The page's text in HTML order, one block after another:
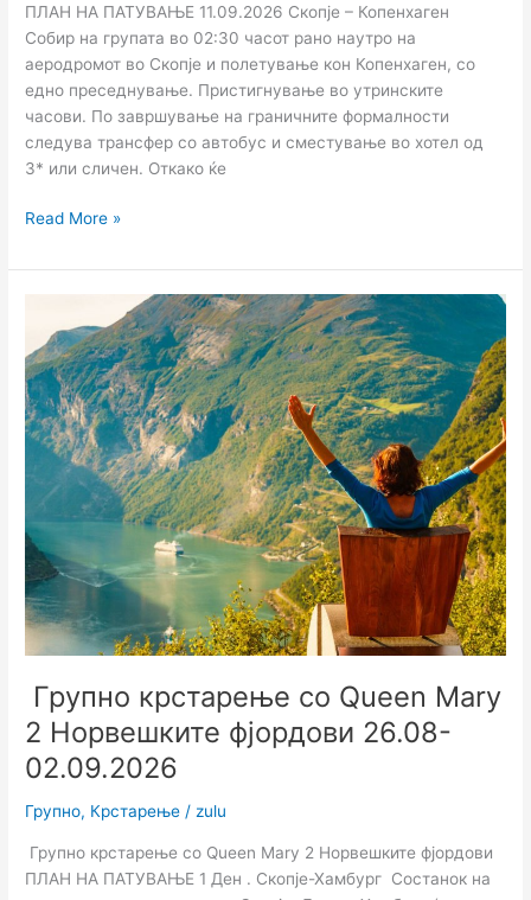
ПЛАН НА ПАТУВАЊЕ 11.09.2026 Скопје – Копенхаген
Собир на групата во 02:30 часот рано наутро на
аеродромот во Скопје и полетување кон Копенхаген, со
едно преседнување. Пристигнување во утринските
часови. По завршување на граничните формалности
следува трансфер со автобус и сместување во хотел од
3* или сличен. Откако ќе
Read More »
Групно крстарење со Queen Mary
2 Норвешките фјордови 26.08-
02.09.2026
Групно, Крстарење / zulu
Групно крстарење со Queen Mary 2 Норвешките фјордови
ПЛАН НА ПАТУВАЊЕ 1 Ден . Скопје-Хамбург Состанок на
крстарење
со
Queen
Mary
2
Норвешките
фјордови
26.08-
02.09.2026